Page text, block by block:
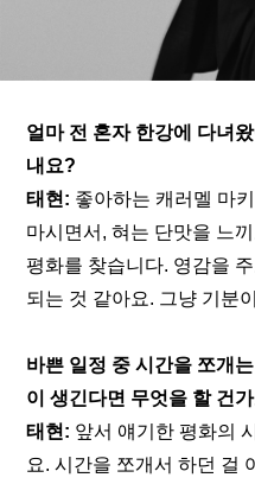
얼마 전 혼자 한강에 다녀
내요?
태현: 좋아하는 캐러멜 마
마시면서, 혀는 단맛을 느
평화를 찾습니다. 영감을
되는 것 같아요. 그냥 기분
바쁜 일정 중 시간을 쪼개
이 생긴다면 무엇을 할 건
태현: 앞서 얘기한 평화의
요. 시간을 쪼개서 하던 걸